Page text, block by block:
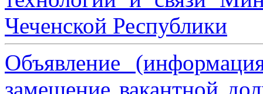
Чеченской Республики
Объявление